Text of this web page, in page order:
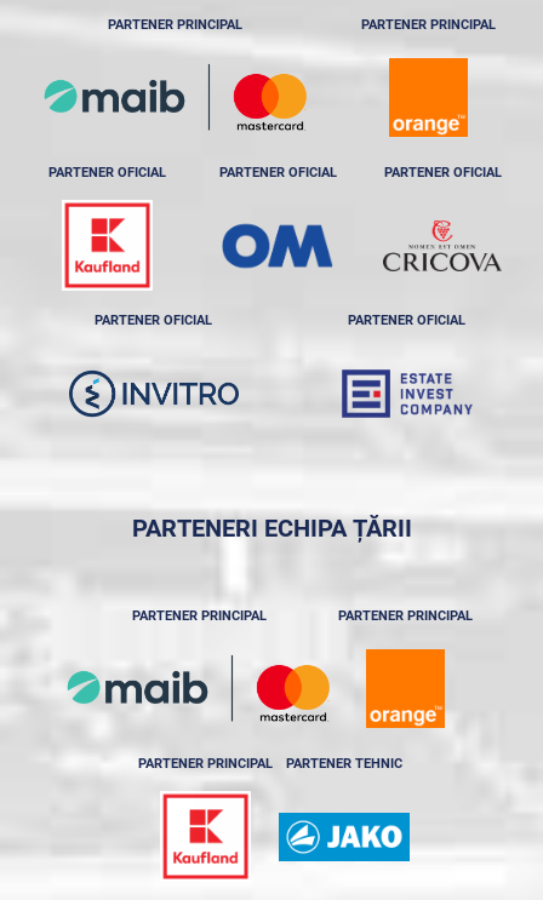
PARTENER PRINCIPAL PARTENER PRINCIPAL
PARTENER OFICIAL PARTENER OFICIAL PARTENER OFICIAL
PARTENER OFICIAL PARTENER OFICIAL
PARTENERI ECHIPA ȚĂRII
PARTENER PRINCIPAL PARTENER PRINCIPAL
PARTENER PRINCIPAL PARTENER TEHNIC